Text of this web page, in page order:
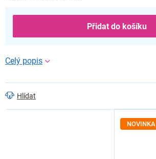
Přidat do košíku
Hlídat
NOVINKA